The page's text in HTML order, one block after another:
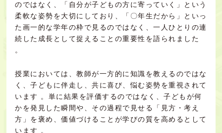
のではなく、「自分が子どもの方に寄っていく」という
柔軟な姿勢を大切にしており、「〇年生だから」といっ
た画一的な学年の枠で見るのではなく、一人ひとりの連
続した成長として捉えることの重要性を語られました
。
授業においては、教師が一方的に知識を教えるのではな
く、子どもに伴走し、共に喜び、悩む姿勢を重視されて
います 。単に結果を評価するのではなく、子どもが何
かを発見した瞬間や、その過程で見せる「見方・考え
方」を褒め、価値づけることが学びの質を高めるとして
います 。